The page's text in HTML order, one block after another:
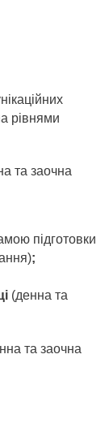
рівнями
та заочна
підготовки
;
(денна та
та заочна